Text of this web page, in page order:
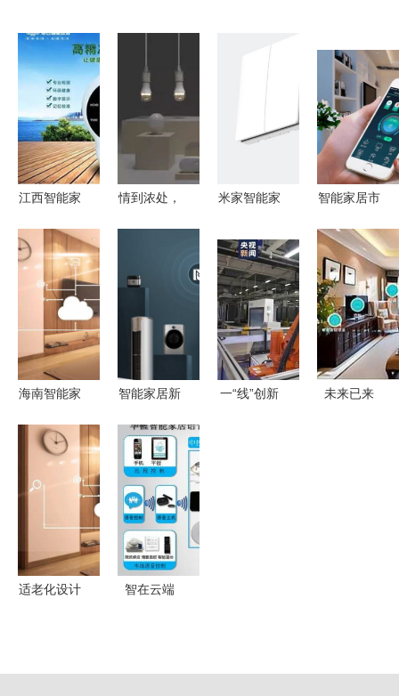
江西智能家
代理,上饶
甲醛检测仪
新飞专业生
产
情到浓处，
的新情感表
米家智能家
得优先购买
的推荐
智能家居市
的深度思考
海南智能家
与热门设备
智能家居新
的连接与创
新的增值服
务双轮驱动
体验升级
一“线”创新
未来已来
适老化设计
智在云端